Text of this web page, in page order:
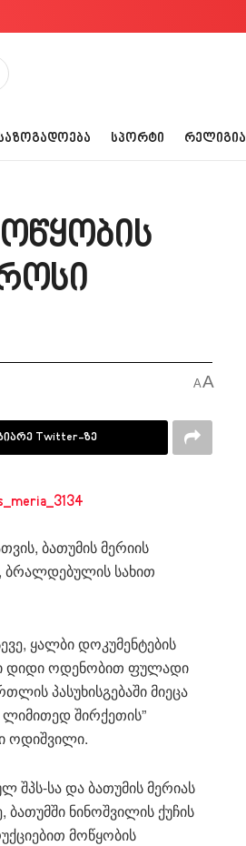
ᲡᲞᲝᲠᲢᲘ ᲠᲔᲚᲘᲒᲘᲐ
AA
Twitter-ზე
ბათუმის მერიის
ბრალდებულის სახით
ყალბი დოკუმენტების
დიდი ოდენობით ფულადი
პასუხისგებაში მიეცა
ლიმითედ შირქეთის”
ოდიშვილი.
შპს-სა და ბათუმის მერიას
ნინოშვილის ქუჩის
მოწყობის